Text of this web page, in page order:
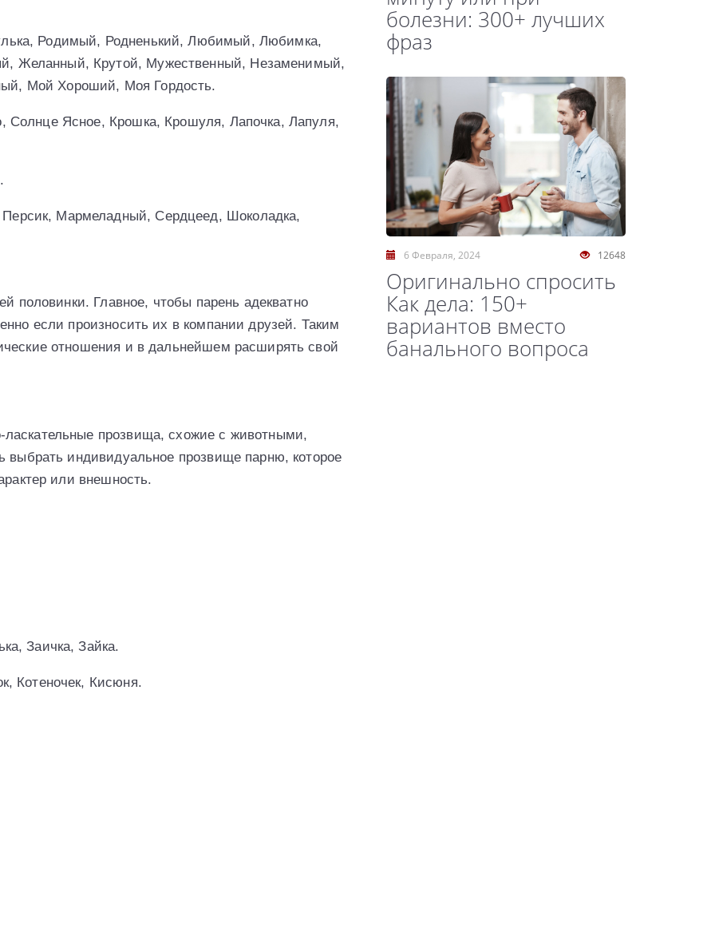
Родимый, Родненький, Любимый, Любимка,
Желанный, Крутой, Мужественный, Незаменимый,
Мой Хороший, Моя Гордость.
Солнце Ясное, Крошка, Крошуля, Лапочка, Лапуля,
Мармеладный, Сердцеед, Шоколадка,
половинки. Главное, чтобы парень адекватно
если произносить их в компании друзей. Таким
отношения и в дальнейшем расширять свой
прозвища, схожие с животными,
индивидуальное прозвище парню, которое
или внешность.
Заичка, Зайка.
Котеночек, Кисюня.
болезни: 300+ лучших
фраз
12648
6 Февраля, 2024
Оригинально спросить
Как дела: 150+
вариантов вместо
банального вопроса